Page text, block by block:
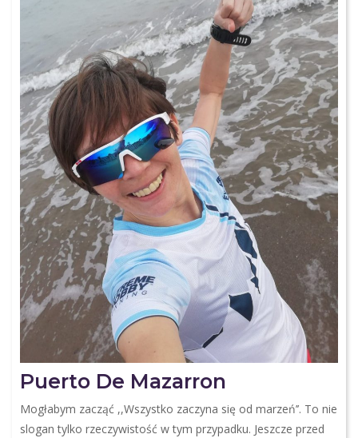
Puerto De Mazarron
Mogłabym zacząć ,,Wszystko zaczyna się od marzeń’’. To nie
slogan tylko rzeczywistość w tym przypadku. Jeszcze przed